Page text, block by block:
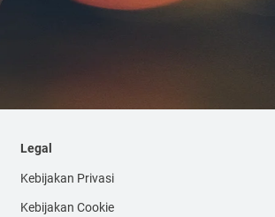
Legal
Kebijakan Privasi
Kebijakan Cookie